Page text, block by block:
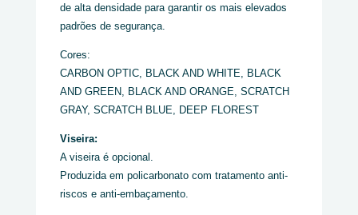
de alta densidade para garantir os mais elevados
padrões de segurança.
Cores:
CARBON OPTIC, BLACK AND WHITE, BLACK
AND GREEN, BLACK AND ORANGE, SCRATCH
GRAY, SCRATCH BLUE, DEEP FLOREST
Viseira:
A viseira é opcional.
Produzida em policarbonato com tratamento anti-
riscos e anti-embaçamento.